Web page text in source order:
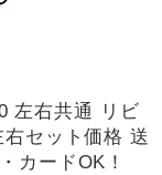
左右共通 リビ
セット価格 送
カードOK！